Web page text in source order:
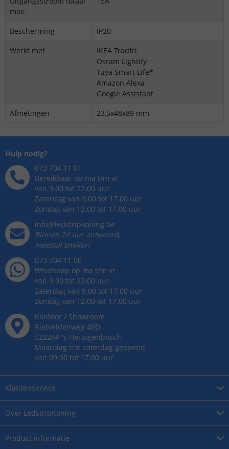
max.
Bescherming
IP20
Werkt met
IKEA Tradfri
Osram Lightify
Tuya Smart Life*
Amazon Alexa
Google Assistant
Afmetingen
23,5x48x89 mm
Over LedstripKoning
Product informatie
Klantenservice
Hulp nodig?
073 704 11 01
Bereikbaar op ma t/m vr
van 9.00 tot 22.00 uur
Zaterdag van 9.00 tot 17.00 uur
Zondag van 12.00 tot 17.00 uur
info@ledstripkoning.be
Binnen 24 uur antwoord,
meestal sneller!
073 704 11 00
Whatsapp op ma t/m vr
van 9.00 tot 22.00 uur
Zaterdag van 9.00 tot 17.00 uur
Zondag van 12.00 tot 17.00 uur
Kantoor / Showroom
Rietveldenweg 49D
5222AP 's Hertogenbosch
Maandag t/m zaterdag geopend
van 09.00 tot 17.00 uur